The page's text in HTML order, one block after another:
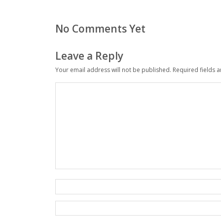
No Comments Yet
Leave a Reply
Your email address will not be published. Required fields